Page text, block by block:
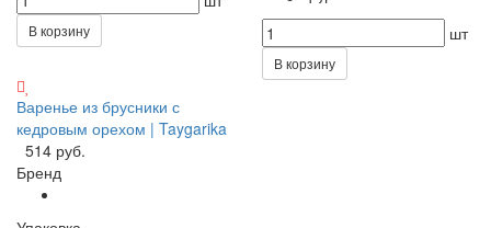
В корзину
шт
В корзину
Варенье из брусники с
кедровым орехом | Taygarika
514 руб.
Бренд